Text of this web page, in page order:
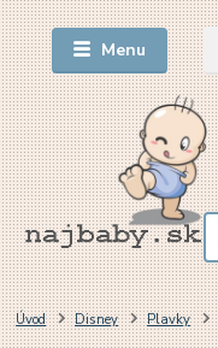
Menu
Úvod Disney Plavky